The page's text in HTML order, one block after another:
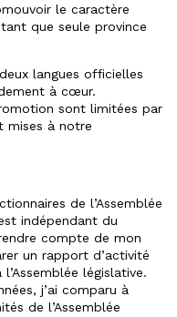
le caractère
que seule province
langues officielles
à cœur.
sont limitées par
mises à notre
de l’Assemblée
indépendant du
compte de mon
un rapport d’activité
législative.
j’ai comparu à
de l’Assemblée